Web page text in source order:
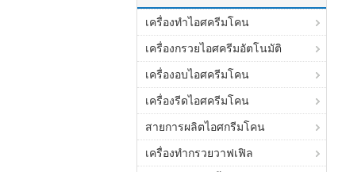
เครื่องทำไอศครีมโคน
เครื่องกรวยไอศครีมอัตโนมัติ
เครื่องอบไอศครีมโคน
เครื่องรีดไอศครีมโคน
สายการผลิตไอศกรีมโคน
เครื่องทำกรวยวาฟเฟิล